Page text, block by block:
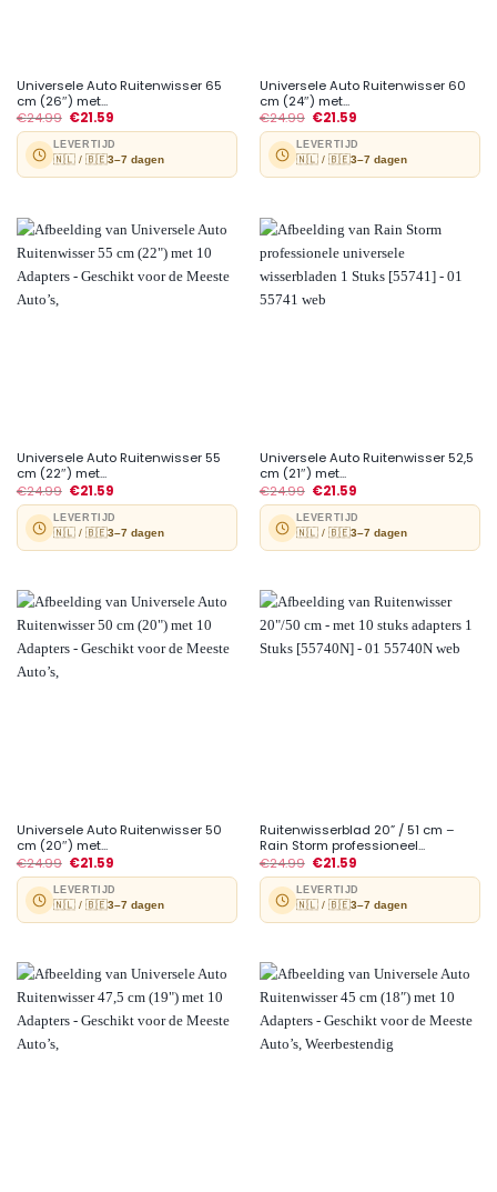
Universele Auto Ruitenwisser 65
cm (26″) met...
€24.99 €21.59
LEVERTIJD
🇳🇱 / 🇧🇪3–7 dagen
Universele Auto Ruitenwisser 60
cm (24″) met...
€24.99 €21.59
LEVERTIJD
🇳🇱 / 🇧🇪3–7 dagen
Universele Auto Ruitenwisser 55
cm (22″) met...
€24.99 €21.59
LEVERTIJD
🇳🇱 / 🇧🇪3–7 dagen
Universele Auto Ruitenwisser 52,5
cm (21″) met...
€24.99 €21.59
LEVERTIJD
🇳🇱 / 🇧🇪3–7 dagen
Universele Auto Ruitenwisser 50
cm (20″) met...
€24.99 €21.59
LEVERTIJD
🇳🇱 / 🇧🇪3–7 dagen
Ruitenwisserblad 20” / 51 cm –
Rain Storm professioneel...
€24.99 €21.59
LEVERTIJD
🇳🇱 / 🇧🇪3–7 dagen